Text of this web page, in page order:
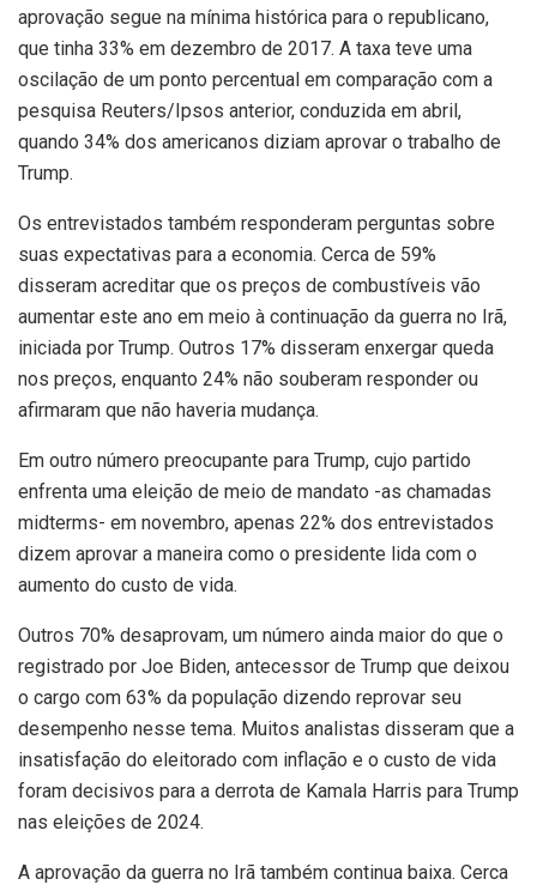
aprovação segue na mínima histórica para o republicano,
que tinha 33% em dezembro de 2017. A taxa teve uma
oscilação de um ponto percentual em comparação com a
pesquisa Reuters/Ipsos anterior, conduzida em abril,
quando 34% dos americanos diziam aprovar o trabalho de
Trump.
Os entrevistados também responderam perguntas sobre
suas expectativas para a economia. Cerca de 59%
disseram acreditar que os preços de combustíveis vão
aumentar este ano em meio à continuação da guerra no Irã,
iniciada por Trump. Outros 17% disseram enxergar queda
nos preços, enquanto 24% não souberam responder ou
afirmaram que não haveria mudança.
Em outro número preocupante para Trump, cujo partido
enfrenta uma eleição de meio de mandato -as chamadas
midterms- em novembro, apenas 22% dos entrevistados
dizem aprovar a maneira como o presidente lida com o
aumento do custo de vida.
Outros 70% desaprovam, um número ainda maior do que o
registrado por Joe Biden, antecessor de Trump que deixou
o cargo com 63% da população dizendo reprovar seu
desempenho nesse tema. Muitos analistas disseram que a
insatisfação do eleitorado com inflação e o custo de vida
foram decisivos para a derrota de Kamala Harris para Trump
nas eleições de 2024.
A aprovação da guerra no Irã também continua baixa. Cerca